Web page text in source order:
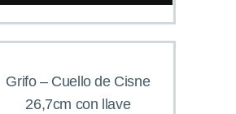
Grifo – Cuello de Cisne
26,7cm con llave